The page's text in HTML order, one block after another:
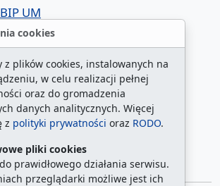
cookies
z plików cookies, instalowanych na
w celu realizacji pełnej
oraz do gromadzenia
danych analitycznych. Więcej
z polityki prywatności oraz RODO.
pliki cookies
prawidłowego działania serwisu.
przeglądarki możliwe jest ich
UM
w ETR
osobowych